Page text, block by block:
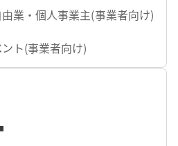
9年度認定分の募集を開始し
など、社会課題の解決に資
じめ、幅広い分野からの応
業・個人事業主(事業者向け)
ト(事業者向け)